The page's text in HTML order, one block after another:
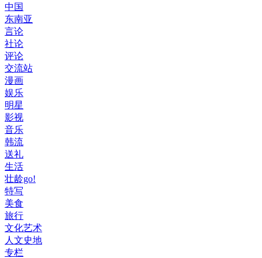
中国
东南亚
言论
社论
评论
交流站
漫画
娱乐
明星
影视
音乐
韩流
送礼
生活
壮龄go!
特写
美食
旅行
文化艺术
人文史地
专栏